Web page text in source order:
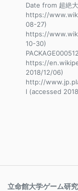
Date from 超絶
https://
08-27)
https://
10-30)
https://
2018/12/06)
http://
l (accessed
立命館大学ゲーム研